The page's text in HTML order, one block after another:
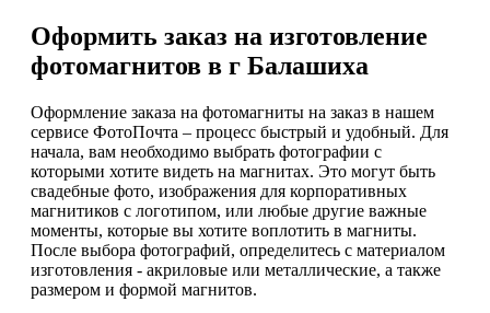
Оформить заказ на изготовление
фотомагнитов в г Балашиха
Оформление заказа на фотомагниты на заказ в нашем
сервисе ФотоПочта – процесс быстрый и удобный. Для
начала, вам необходимо выбрать фотографии с
которыми хотите видеть на магнитах. Это могут быть
свадебные фото, изображения для корпоративных
магнитиков с логотипом, или любые другие важные
моменты, которые вы хотите воплотить в магниты.
После выбора фотографий, определитесь с материалом
изготовления - акриловые или металлические, а также
размером и формой магнитов.